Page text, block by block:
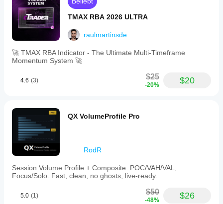
TMAX RBA 2026 ULTRA
raulmartinsde
🚀 TMAX RBA Indicator - The Ultimate Multi-Timeframe
Momentum System 🚀
4.6 (3) $25
-20% $20
QX VolumeProfile Pro
RodR
Session Volume Profile + Composite. POC/VAH/VAL,
Focus/Solo. Fast, clean, no ghosts, live-ready.
5.0 (1) $50
-48% $26